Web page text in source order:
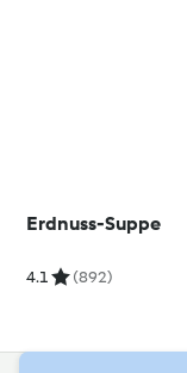
Erdnuss-Suppe
4.1 (892)